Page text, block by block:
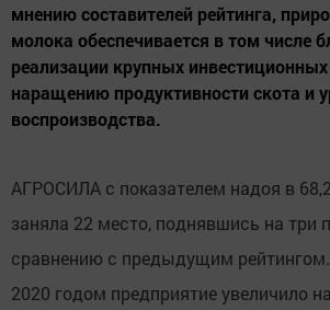
мнению составителей рейтинга,
молока обеспечивается в том числе
реализации крупных
наращению продуктивности скота и
воспроизводства.
АГРОСИЛА с показателем надоя в
заняла 22 место, поднявшись на три
сравнению с предыдущим
2020 годом предприятие увеличило